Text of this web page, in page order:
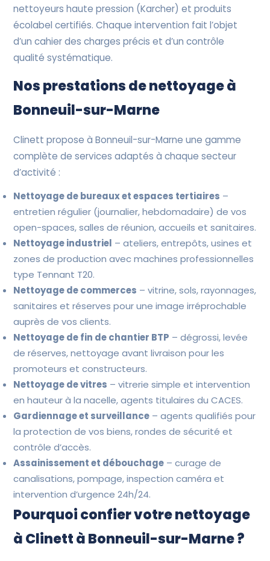
nettoyeurs haute pression (Karcher) et produits
écolabel certifiés. Chaque intervention fait l’objet
d’un cahier des charges précis et d’un contrôle
qualité systématique.
Nos prestations de nettoyage à
Bonneuil-sur-Marne
Clinett propose à Bonneuil-sur-Marne une gamme
complète de services adaptés à chaque secteur
d’activité :
Nettoyage de bureaux et espaces tertiaires –
entretien régulier (journalier, hebdomadaire) de vos
open-spaces, salles de réunion, accueils et sanitaires.
Nettoyage industriel – ateliers, entrepôts, usines et
zones de production avec machines professionnelles
type Tennant T20.
Nettoyage de commerces – vitrine, sols, rayonnages,
sanitaires et réserves pour une image irréprochable
auprès de vos clients.
Nettoyage de fin de chantier BTP – dégrossi, levée
de réserves, nettoyage avant livraison pour les
promoteurs et constructeurs.
Nettoyage de vitres – vitrerie simple et intervention
en hauteur à la nacelle, agents titulaires du CACES.
Gardiennage et surveillance – agents qualifiés pour
la protection de vos biens, rondes de sécurité et
contrôle d’accès.
Assainissement et débouchage – curage de
canalisations, pompage, inspection caméra et
intervention d’urgence 24h/24.
Pourquoi confier votre nettoyage
à Clinett à Bonneuil-sur-Marne ?